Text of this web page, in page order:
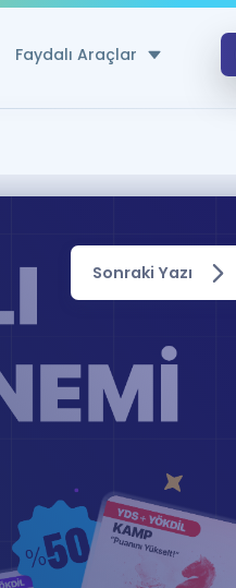
Faydalı Araçlar
Hesaplama Aracı
için Öneriler
Tek Takvimde
Özel Fırsatlar
Şifremi
Sepetin Şu
Sonraki Yazı